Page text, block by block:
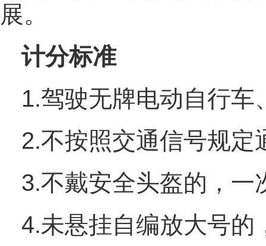
展。
计分标准
1.驾驶无牌电动自行
2.不按照交通信号规定
3.不戴安全头盔的，一
4.未悬挂自编放大号的